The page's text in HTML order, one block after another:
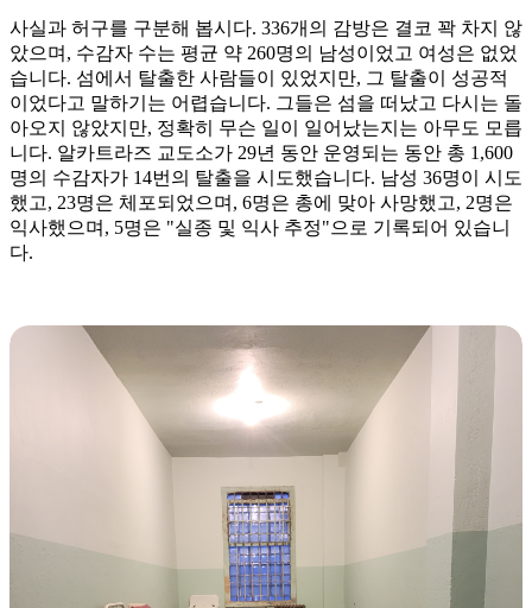
사실과 허구를 구분해 봅시다. 336개의 감방은 결코 꽉 차지 않
았으며, 수감자 수는 평균 약 260명의 남성이었고 여성은 없었
습니다. 섬에서 탈출한 사람들이 있었지만, 그 탈출이 성공적
이었다고 말하기는 어렵습니다. 그들은 섬을 떠났고 다시는 돌
아오지 않았지만, 정확히 무슨 일이 일어났는지는 아무도 모릅
니다. 알카트라즈 교도소가 29년 동안 운영되는 동안 총 1,600
명의 수감자가 14번의 탈출을 시도했습니다. 남성 36명이 시도
했고, 23명은 체포되었으며, 6명은 총에 맞아 사망했고, 2명은
익사했으며, 5명은 "실종 및 익사 추정"으로 기록되어 있습니
다.